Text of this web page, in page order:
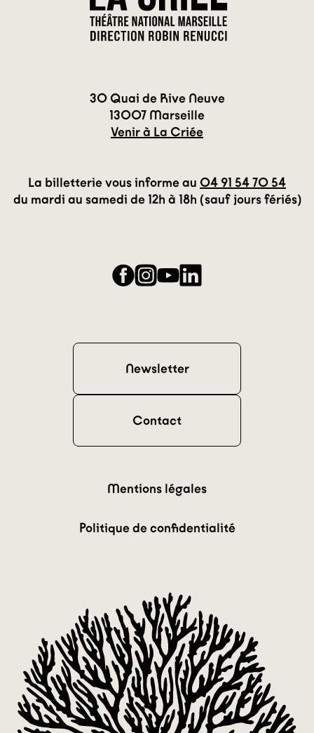
30 Quai de Rive Neuve
13007 Marseille
Venir à La Criée
La billetterie vous informe au 04 91 54 70 54
du mardi au samedi de 12h à 18h (sauf jours fériés)
Facebook
Instagram
YouTubeLinkedIn
Newsletter
Contact
Mentions légales
Politique de confidentialité